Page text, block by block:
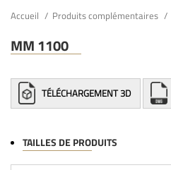
Accueil Produits complémentaires
MM 1100
TÉLÉCHARGEMENT 3D
TAILLES DE PRODUITS